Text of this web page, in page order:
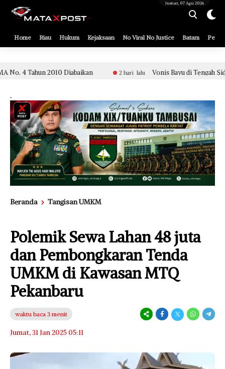
[gnpub_google_news_follow]
Home Riau Hukum Kejaksaan No Viral No Justice Batam
Jumat, 07 Agu 2026
2 hari lalu Vonis Bayu di Tengah Sidang Etik Aparat Polsek
.
Beranda Tangisan UMKM
Polemik Sewa Lahan 48 juta
dan Pembongkaran Tenda
UMKM di Kawasan MTQ
Pekanbaru
waktu baca 3 menit
Jumat, 31 Jan 2025 05:11